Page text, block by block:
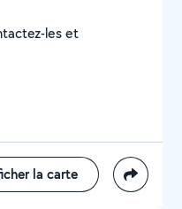
les et
la carte